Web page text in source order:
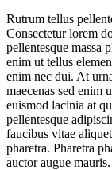
Rutrum tellus
Consectetur lorem
pellentesque massa
enim ut tellus
enim nec dui. At
maecenas sed enim
euismod lacinia at
pellentesque
faucibus vitae
pharetra. Pharetra
auctor augue mauris.